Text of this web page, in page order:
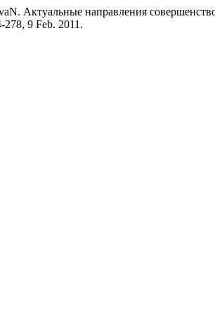
Актуальные направления
278, 9 Feb. 2011.